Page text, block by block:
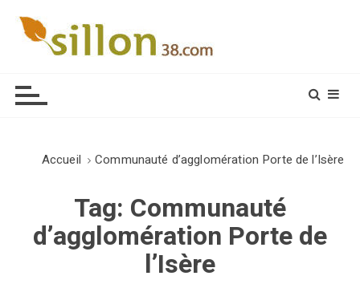
Accueil Communauté d’agglomération Porte de l’Isère
Tag: Communauté
d’agglomération Porte de
l’Isère